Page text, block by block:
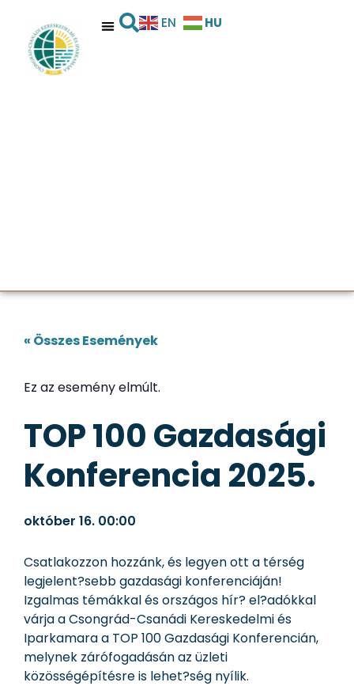
EN HU
« Összes Események
Ez az esemény elmúlt.
TOP 100 Gazdasági
Konferencia 2025.
október 16. 00:00
Csatlakozzon hozzánk, és legyen ott a térség
legjelent?sebb gazdasági konferenciáján!
Izgalmas témákkal és országos hír? el?adókkal
várja a Csongrád-Csanádi Kereskedelmi és
Iparkamara a TOP 100 Gazdasági Konferencián,
melynek zárófogadásán az üzleti
közösségépítésre is lehet?ség nyílik.